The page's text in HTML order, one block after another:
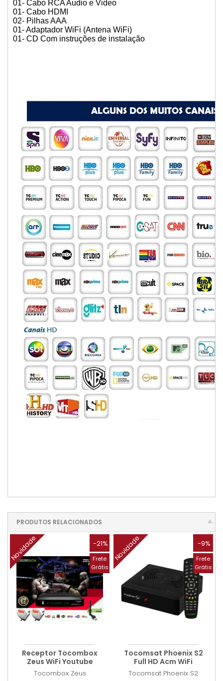
01- Cabo RCA Audio e Video
01- Cabo HDMI
02- Pilhas AAA
01- Adaptador WiFi (Antena WiFi)
01- CD Com instruções de instalação
PRODUTOS RELACIONADOS
-21%
Novidade
Frete
Grátis
Receptor Tocombox
Zeus WiFi Youtube
Tocombox Zeus
-9%
Novidade
Frete
Grátis
Tocomsat Phoenix S2
Full HD Acm WiFi
Tocomsat Phoenix S2